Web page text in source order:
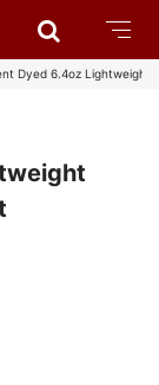
Dyed 6.4oz Lightweight